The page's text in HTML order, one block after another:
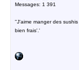
Messages: 1 391
''J'aime manger des sushis
bien frais'.'